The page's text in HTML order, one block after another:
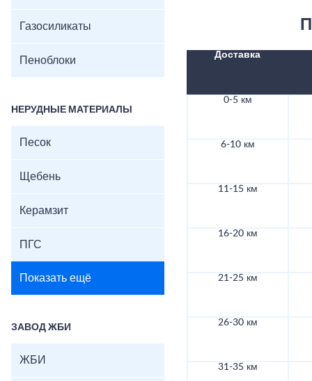
Газосиликаты
Пеноблоки
НЕРУДНЫЕ МАТЕРИАЛЫ
Песок
Щебень
Керамзит
ПГС
Показать ещё
ЗАВОД ЖБИ
ЖБИ
Доставка
0-5 км
6-10 км
11-15 км
16-20 км
21-25 км
26-30 км
31-35 км